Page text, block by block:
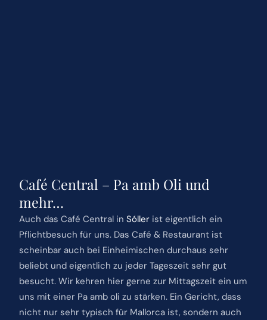
Café Central – Pa amb Oli und
mehr…
Auch das Café Central in Sóllerist eigentlich ein
Pflichtbesuch für uns. Das Café & Restaurant ist
scheinbar auch bei Einheimischen durchaus sehr
beliebt und eigentlich zu jeder Tageszeit sehr gut
besucht. Wir kehren hier gerne zur Mittagszeit ein um
uns mit einer Pa amb oli zu stärken. Ein Gericht, dass
nicht nur sehr typisch für Mallorca ist, sondern auch